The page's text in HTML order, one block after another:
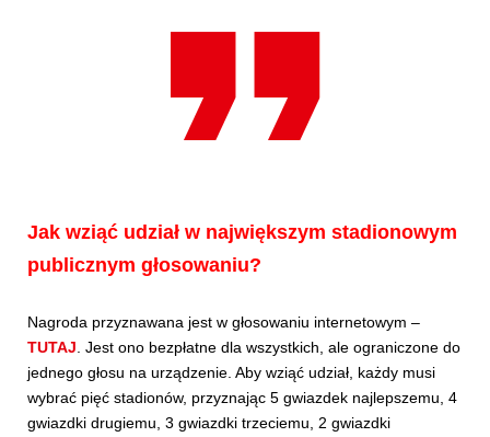
Jak wziąć udział w największym stadionowym
publicznym głosowaniu?
Nagroda przyznawana jest w głosowaniu internetowym –
TUTAJ . Jest ono bezpłatne dla wszystkich, ale ograniczone do
jednego głosu na urządzenie. Aby wziąć udział, każdy musi
wybrać pięć stadionów, przyznając 5 gwiazdek najlepszemu, 4
gwiazdki drugiemu, 3 gwiazdki trzeciemu, 2 gwiazdki